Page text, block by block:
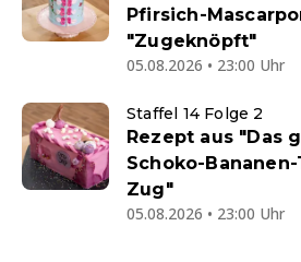
Pfirsich-
"Zugeknöpft"
05.08.2026 • 23:00 Uhr
Staffel 14 Folge 2
Rezept aus "Das
Schoko-
Zug"
05.08.2026 • 23:00 Uhr